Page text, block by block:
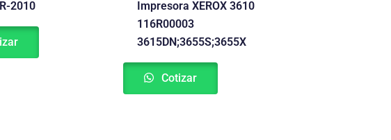
2010
Impresora XEROX 3610
116R00003
3615DN;3655S;3655X
Cotizar